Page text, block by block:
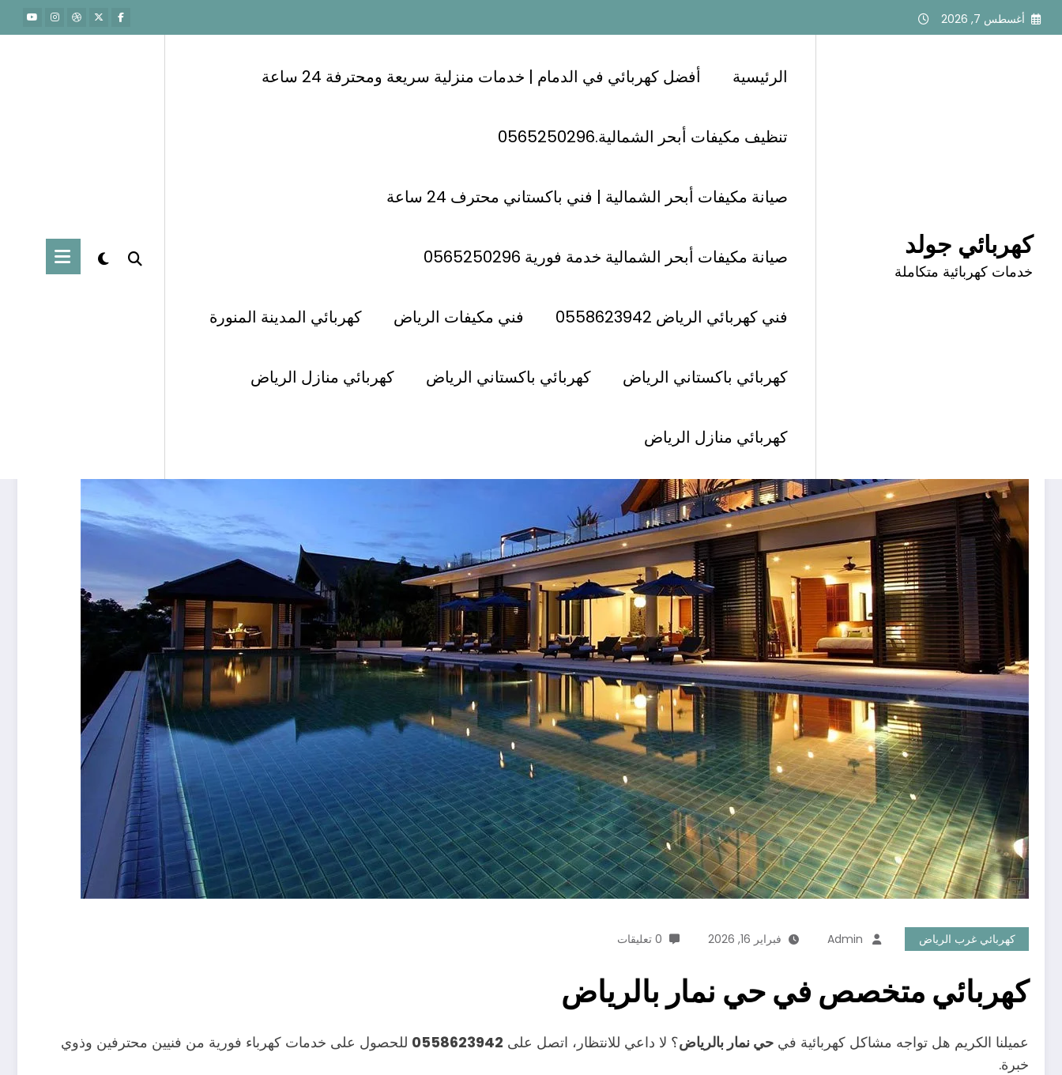
التجاوز
أغسطس 7, 2026
كهربائي جولد
خدمات كهربائية متكاملة
الرئيسية أفضل كهربائي في الدمام | خدمات منزلية سريعة ومحترفة 24 ساعة
تنظيف مكيفات أبحر الشمالية.0565250296
صيانة مكيفات أبحر الشمالية | فني باكستاني محترف 24 ساعة
صيانة مكيفات أبحر الشمالية خدمة فورية 0565250296
فني كهربائي الرياض 0558623942 فني مكيفات الرياض كهربائي المدينة المنورة
كهربائي باكستاني الرياض كهربائي باكستاني الرياض كهربائي منازل الرياض
كهربائي منازل الرياض
كهربائي متخصص في حي نمار بالرياض
كهربائي غرب الرياض Admin فبراير 16, 2026 0 تعليقات
كهربائي متخصص في حي نمار بالرياض
عميلنا الكريم هل تواجه مشاكل كهربائية في حي نمار بالرياض؟ لا داعي للانتظار، اتصل على 0558623942 للحصول على خدمات كهرباء فورية من فنيين محترفين وذوي
خبرة.